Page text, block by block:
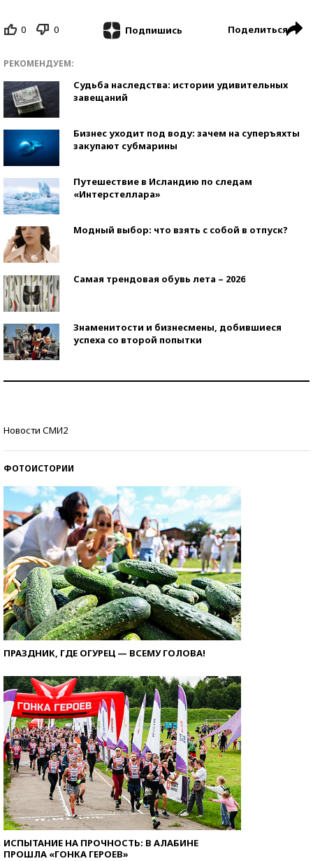
0 0 Подпишись Поделиться
РЕКОМЕНДУЕМ:
Судьба наследства: истории удивительных
завещаний
Бизнес уходит под воду: зачем на суперъяхты
закупают субмарины
Путешествие в Исландию по следам
«Интерстеллара»
Модный выбор: что взять с собой в отпуск?
Самая трендовая обувь лета – 2026
Знаменитости и бизнесмены, добившиеся
успеха со второй попытки
Новости СМИ2
ФОТОИСТОРИИ
ПРАЗДНИК, ГДЕ ОГУРЕЦ — ВСЕМУ ГОЛОВА!
ИСПЫТАНИЕ НА ПРОЧНОСТЬ: В АЛАБИНЕ
ПРОШЛА «ГОНКА ГЕРОЕВ»